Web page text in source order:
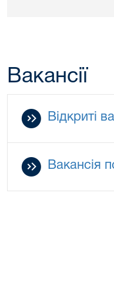
Вакансії
Відкриті
Вакансія